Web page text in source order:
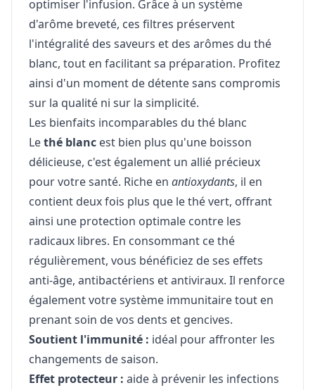
optimiser l'infusion. Grâce à un système
d'arôme breveté, ces filtres préservent
l'intégralité des saveurs et des arômes du thé
blanc, tout en facilitant sa préparation. Profitez
ainsi d'un moment de détente sans compromis
sur la qualité ni sur la simplicité.
Les bienfaits incomparables du thé blanc
Lethé blanc est bien plus qu'une boisson
délicieuse, c'est également un allié précieux
pour votre santé. Riche en antioxydants, il en
contient deux fois plus que le thé vert, offrant
ainsi une protection optimale contre les
radicaux libres. En consommant ce thé
régulièrement, vous bénéficiez de ses effets
anti-âge, antibactériens et antiviraux. Il renforce
également votre système immunitaire tout en
prenant soin de vos dents et gencives.
Soutient l'immunité : idéal pour affronter les
changements de saison.
Effet protecteur : aide à prévenir les infections